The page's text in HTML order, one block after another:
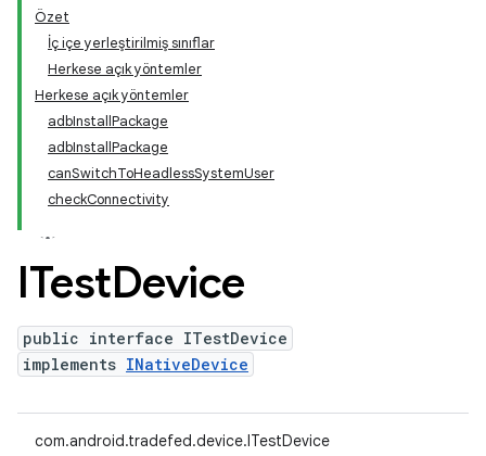
Özet
İç içe yerleştirilmiş sınıflar
Herkese açık yöntemler
Herkese açık yöntemler
adbInstallPackage
adbInstallPackage
canSwitchToHeadlessSystemUser
checkConnectivity
ITestDevice
public interface ITestDevice
implements INativeDevice
com.android.tradefed.device.ITestDevice